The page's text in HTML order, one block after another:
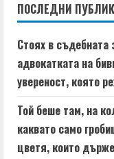
u
e
R
e
a
ПОСЛЕДНИ
Стоях в съдебната
адвокатката на
увереност, която
Той беше там, на
каквато само
цветя, които